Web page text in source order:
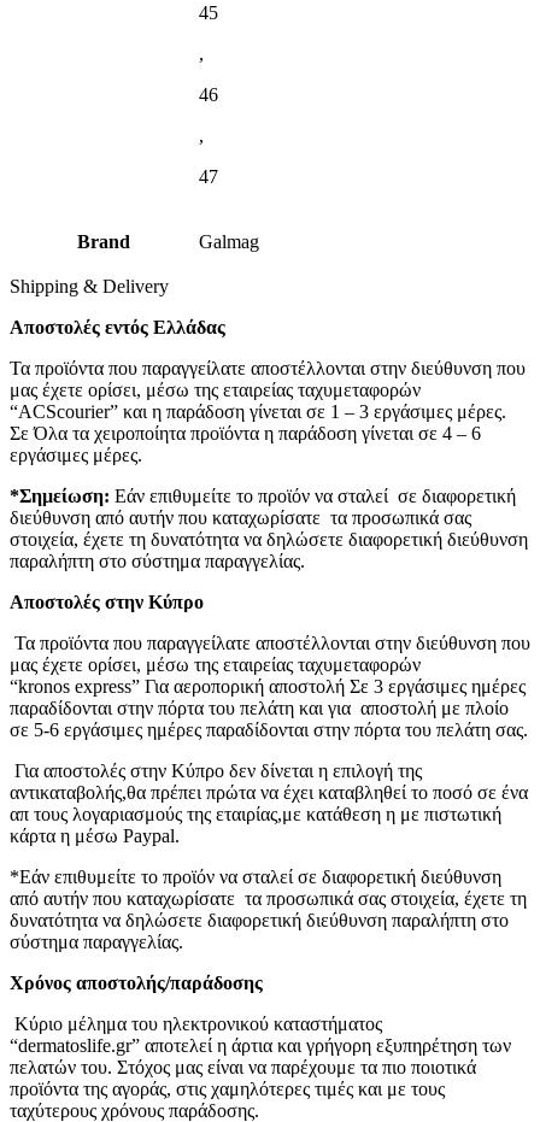
45
,
46
,
47
Brand Galmag
Shipping & Delivery
Αποστολές εντός Ελλάδας
Τα προϊόντα που παραγγείλατε αποστέλλονται στην διεύθυνση που
μας έχετε ορίσει, μέσω της εταιρείας ταχυμεταφορών
“ACScourier” και η παράδοση γίνεται σε 1 – 3 εργάσιμες μέρες.
Σε Όλα τα χειροποίητα προϊόντα η παράδοση γίνεται σε 4 – 6
εργάσιμες μέρες.
*Σημείωση: Εάν επιθυμείτε το προϊόν να σταλεί σε διαφορετική
διεύθυνση από αυτήν που καταχωρίσατε τα προσωπικά σας
στοιχεία, έχετε τη δυνατότητα να δηλώσετε διαφορετική διεύθυνση
παραλήπτη στο σύστημα παραγγελίας.
Αποστολές στην Κύπρο
Τα προϊόντα που παραγγείλατε αποστέλλονται στην διεύθυνση που
μας έχετε ορίσει, μέσω της εταιρείας ταχυμεταφορών
“kronos express” Για αεροπορική αποστολή Σε 3 εργάσιμες ημέρες
παραδίδονται στην πόρτα του πελάτη και για αποστολή με πλοίο
σε 5-6 εργάσιμες ημέρες παραδίδονται στην πόρτα του πελάτη σας.
Για αποστολές στην Κύπρο δεν δίνεται η επιλογή της
αντικαταβολής,θα πρέπει πρώτα να έχει καταβληθεί το ποσό σε ένα
απ τους λογαριασμούς της εταιρίας,με κατάθεση η με πιστωτική
κάρτα η μέσω Paypal.
*Εάν επιθυμείτε το προϊόν να σταλεί σε διαφορετική διεύθυνση
από αυτήν που καταχωρίσατε τα προσωπικά σας στοιχεία, έχετε τη
δυνατότητα να δηλώσετε διαφορετική διεύθυνση παραλήπτη στο
σύστημα παραγγελίας.
Χρόνος αποστολής/παράδοσης
Κύριο μέλημα του ηλεκτρονικού καταστήματος
“dermatoslife.gr” αποτελεί η άρτια και γρήγορη εξυπηρέτηση των
πελατών του. Στόχος μας είναι να παρέχουμε τα πιο ποιοτικά
προϊόντα της αγοράς, στις χαμηλότερες τιμές και με τους
ταχύτερους χρόνους παράδοσης.